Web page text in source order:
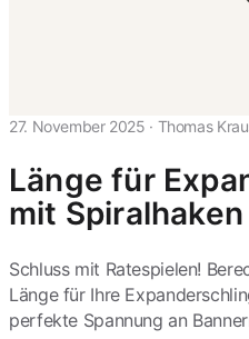
27. November 2025 · Thomas
Länge für
mit Spiralhaken
Schluss mit Ratespielen!
Länge für Ihre
perfekte Spannung an